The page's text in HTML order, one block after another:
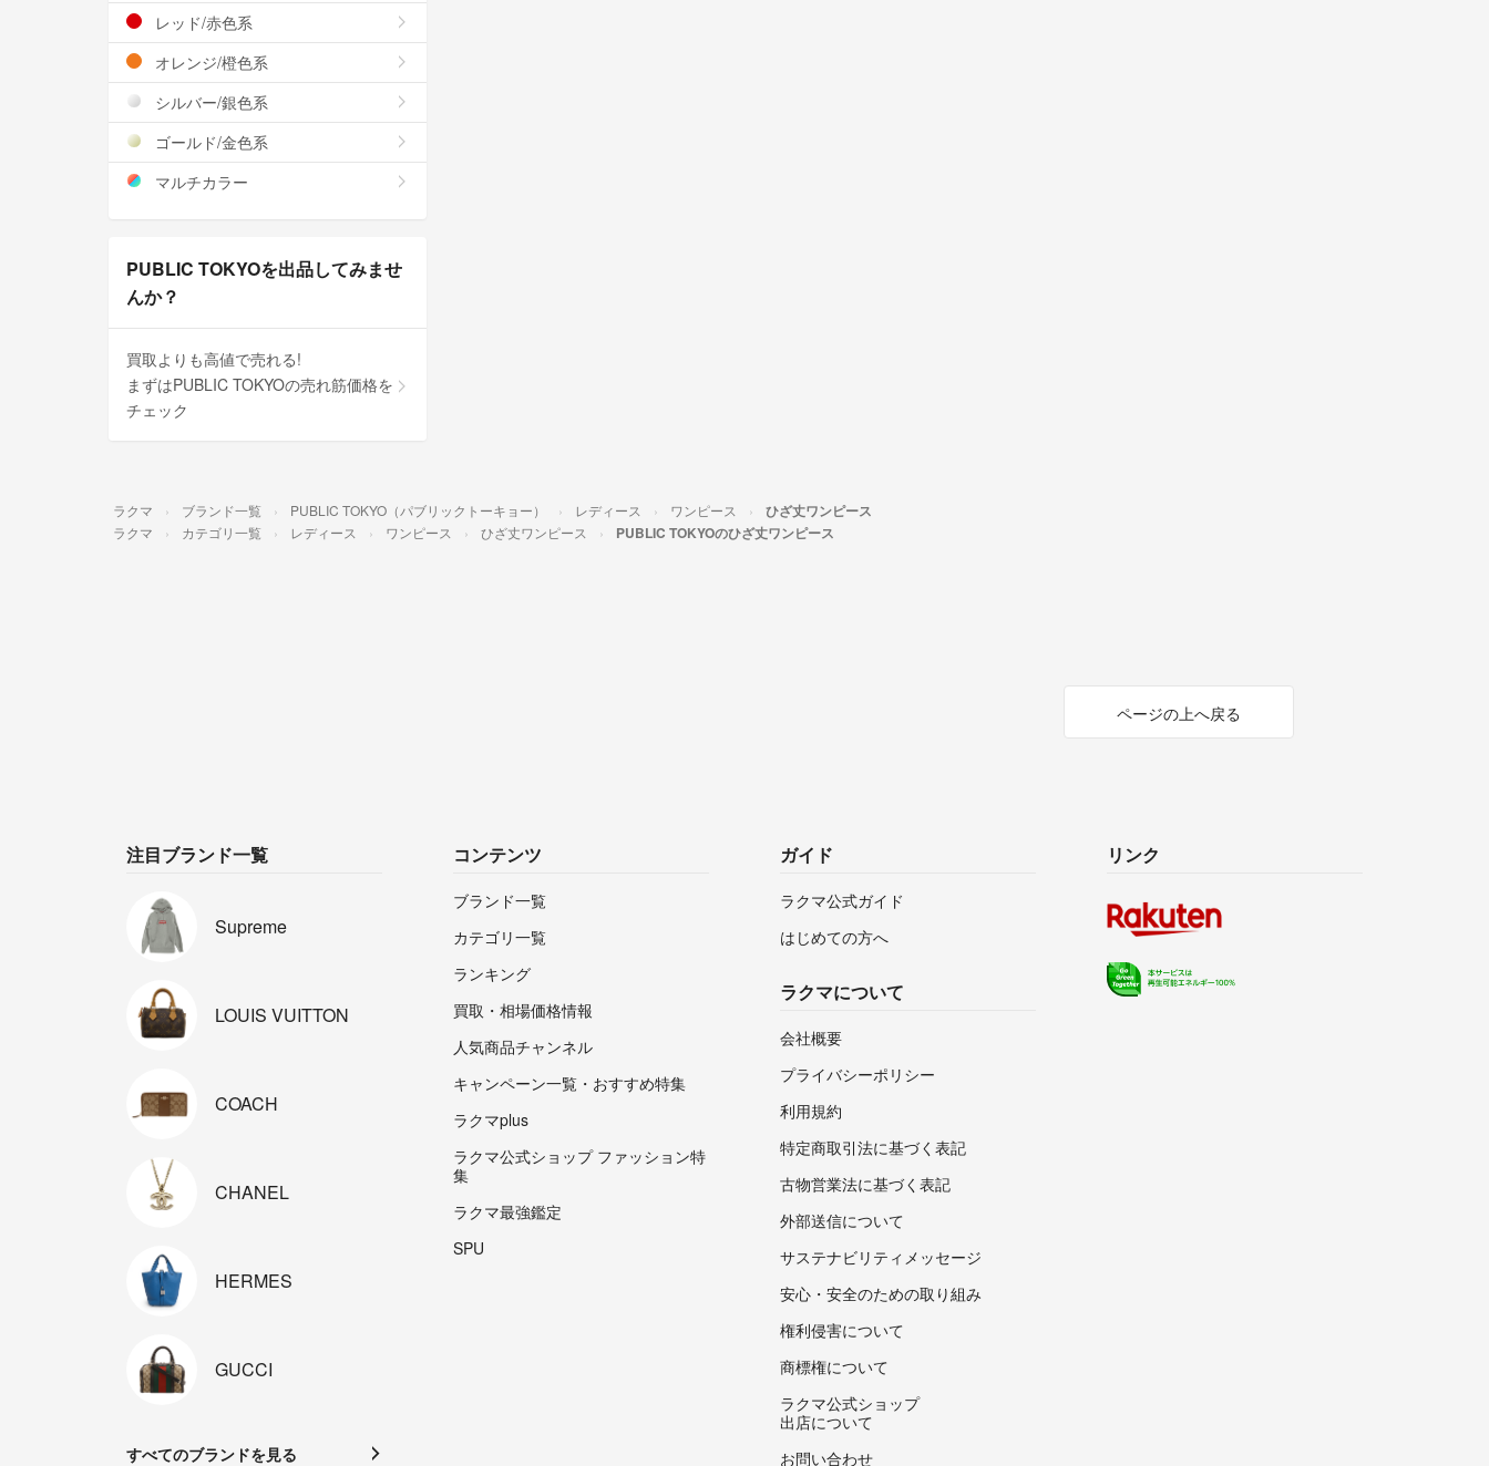
レッド/赤色系
オレンジ/橙色系
シルバー/銀色系
ゴールド/金色系
マルチカラー
PUBLIC TOKYOを出品してみませ
んか？
買取よりも高値で売れる!
まずはPUBLIC TOKYOの売れ筋価格を
チェック
ラクマ ブランド一覧 PUBLIC TOKYO（パブリックトーキョー） レディース ワンピース ひざ丈ワンピース
ラクマ カテゴリ一覧 レディース ワンピース ひざ丈ワンピース PUBLIC TOKYOのひざ丈ワンピース
ページの上へ戻る
注目ブランド一覧
Supreme
LOUIS VUITTON
COACH
CHANEL
HERMES
GUCCI
すべてのブランドを見る
コンテンツ
ブランド一覧
カテゴリ一覧
ランキング
買取・相場価格情報
人気商品チャンネル
キャンペーン一覧・おすすめ特集
ラクマplus
ラクマ公式ショップ ファッション特
集
ラクマ最強鑑定
SPU
ガイド
ラクマ公式ガイド
はじめての方へ
ラクマについて
会社概要
プライバシーポリシー
利用規約
特定商取引法に基づく表記
古物営業法に基づく表記
外部送信について
サステナビリティメッセージ
安心・安全のための取り組み
権利侵害について
商標権について
ラクマ公式ショップ
出店について
お問い合わせ
リンク